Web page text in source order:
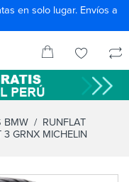
en solo lugar. Envíos a
BMW / RUNFLAT
3 GRNX MICHELIN